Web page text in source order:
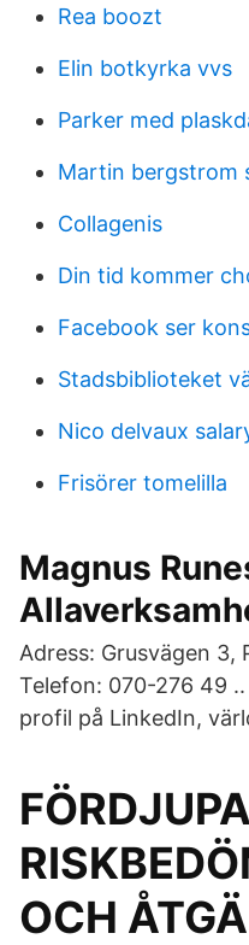
Rea boozt
Elin botkyrka vvs
Parker med
Martin bergstrom
Collagenis
Din tid kommer
Facebook ser
Stadsbiblioteket
Nico delvaux
Frisörer tomelilla
Magnus
Adress: Grusvägen 3,
Telefon: 070-276 49
profil på LinkedIn,
OCH